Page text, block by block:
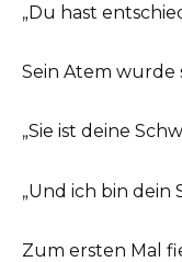
„Du hast
Sein Atem wurde
„Sie ist deine
„Und ich bin dein
Zum ersten Mal